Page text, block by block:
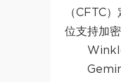
（CFTC
位支持加